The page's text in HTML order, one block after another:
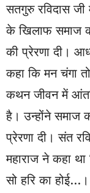
सतगुरु रविदास जी
के खिलाफ समाज
की प्रेरणा दी।
कहा कि मन चंगा
कथन जीवन में
है। उन्होंने समाज
प्रेरणा दी। संत
महाराज ने कहा
सो हरि का होई…।